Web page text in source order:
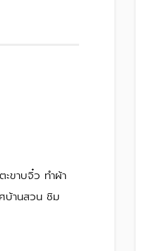
ขาบจิ๋ว ทำผ้า
บ้านสวน ชิม